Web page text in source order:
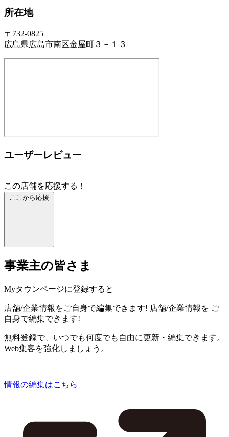
所在地
〒732-0825
広島県広島市南区金屋町３－１３
ユーザーレビュー
この店舗を応援する！
ここから応援
事業主の皆さま
Myタウンページに登録すると
店舗/企業情報をご自身で編集できます! 店舗/企業情報を ご
自身で編集できます!
無料登録で、いつでも何度でも自由に更新・編集できます。
Web集客を強化しましょう。
情報の編集はこちら